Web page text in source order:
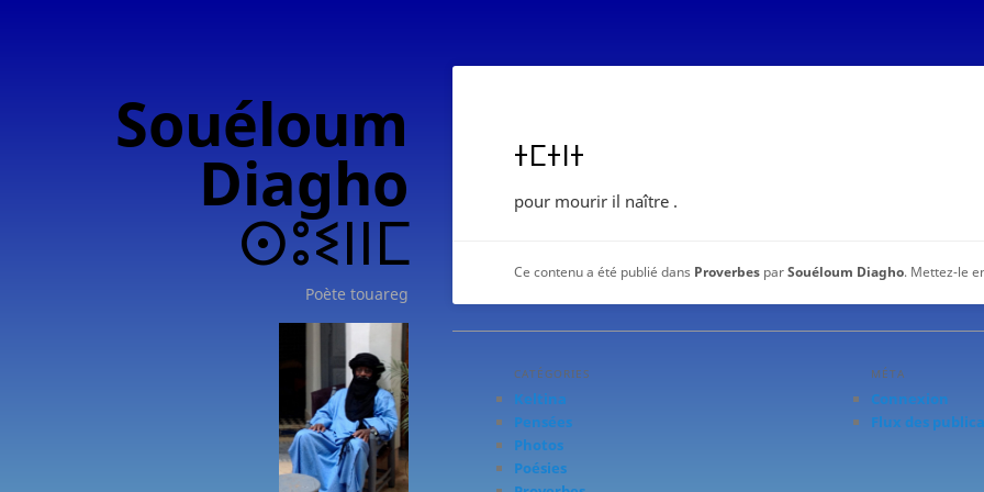
Souéloum
Diagho
ⵙⵓⵉⵏⵏⵎ
Poète touareg
ⵜⵎⵜⵏⵜ
pour mourir il naître .
Ce contenu a été publié dans Proverbes parSouéloum Diagho. Mettez-le
CATÉGORIES
Keltina
Pensées
Photos
Poésies
MÉTA
Connexion
Flux des